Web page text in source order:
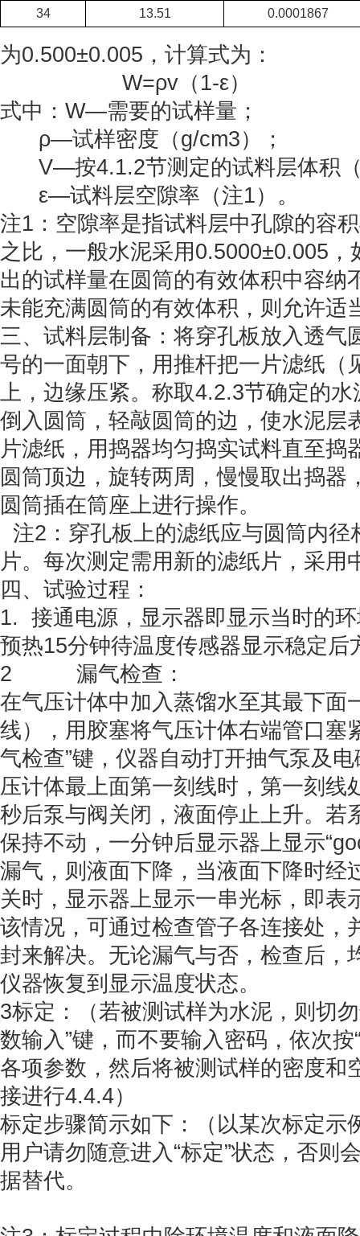
34
13.51 0.0001867
为0.500±0.005，计算式为：
W=ρv（1-ε）
式中：W—需要的试样量；
ρ—试样密度（g/cm3）；
V—按4.1.2节测定的试料层体积
ε—试料层空隙率（注1）。
注1：空隙率是指试料层中孔隙的容
之比，一般水泥采用0.5000±0.005，
出的试样量在圆筒的有效体积中容纳
未能充满圆筒的有效体积，则允许适
三、试料层制备：将穿孔板放入透气
号的一面朝下，用推杆把一片滤纸（
上，边缘压紧。称取4.2.3节确定的
倒入圆筒，轻敲圆筒的边，使水泥层
片滤纸，用捣器均匀捣实试料直至捣
圆筒顶边，旋转两周，慢慢取出捣器
圆筒插在筒座上进行操作。
注2：穿孔板上的滤纸应与圆筒内径
片。每次测定需用新的滤纸片，采用
四、试验过程：
1. 接通电源，显示器即显示当时的
预热15分钟待温度传感器显示稳定后
2 漏气检查：
在气压计体中加入蒸馏水至其最下面
线），用胶塞将气压计体右端管口塞
气检查”键，仪器自动打开抽气泵及
压计体最上面第一刻线时，第一刻线
秒后泵与阀关闭，液面停止上升。若
保持不动，一分钟后显示器上显示
漏气，则液面下降，当液面下降时经
关时，显示器上显示一串光标，即表
该情况，可通过检查管子各连接处，
封来解决。无论漏气与否，检查后，
仪器恢复到显示温度状态。
3标定：（若被测试样为水泥，则切
数输入”键，而不要输入密码，依次按
各项参数，然后将被测试样的密度和
接进行4.4.4）
标定步骤简示如下：（以某次标定示
用户请勿随意进入“标定”状态，否则
据替代。